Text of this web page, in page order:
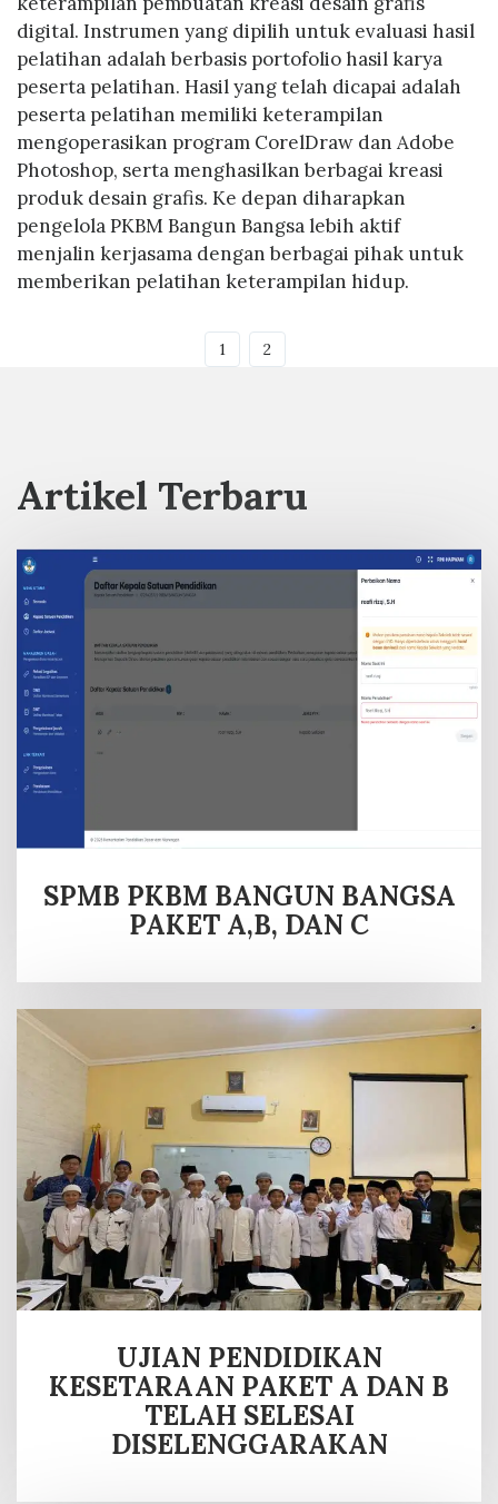
digital. Instrumen yang dipilih untuk evaluasi hasil
pelatihan adalah berbasis portofolio hasil karya
peserta pelatihan. Hasil yang telah dicapai adalah
peserta pelatihan memiliki keterampilan
mengoperasikan program CorelDraw dan Adobe
Photoshop, serta menghasilkan berbagai kreasi
produk desain grafis. Ke depan diharapkan
pengelola PKBM Bangun Bangsa lebih aktif
menjalin kerjasama dengan berbagai pihak untuk
memberikan pelatihan keterampilan hidup.
1 2
Artikel Terbaru
SPMB PKBM BANGUN BANGSA
PAKET A,B, DAN C
UJIAN PENDIDIKAN
KESETARAAN PAKET A DAN B
TELAH SELESAI
DISELENGGARAKAN